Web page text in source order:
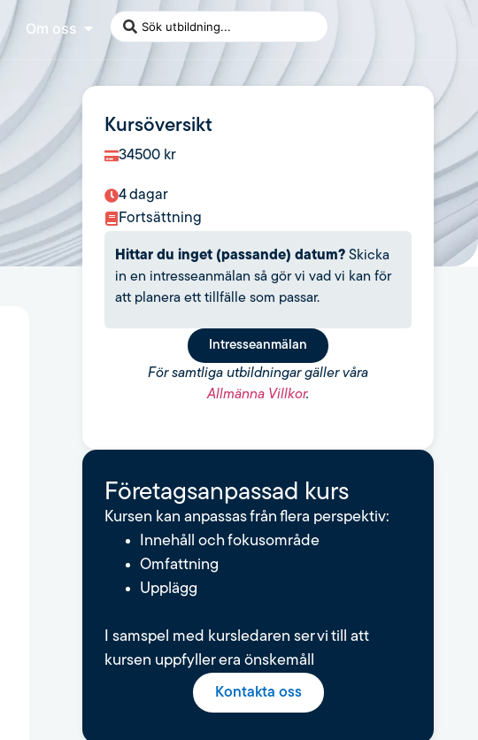
Om oss
Kursöversikt
34500 kr
4 dagar
Fortsättning
Hittar du inget (passande) datum?Skicka
in en intresseanmälan så gör vi vad vi kan för
att planera ett tillfälle som passar.
Intresseanmälan
För samtliga utbildningar gäller våra
Allmänna Villkor.
Fö­re­tags­an­pas­sad kurs
Kursen kan anpassas från flera perspektiv:
Innehåll och fokusområde
Omfattning
Upplägg
I samspel med kursledaren ser vi till att
kursen uppfyller era önskemåll
Kontakta oss